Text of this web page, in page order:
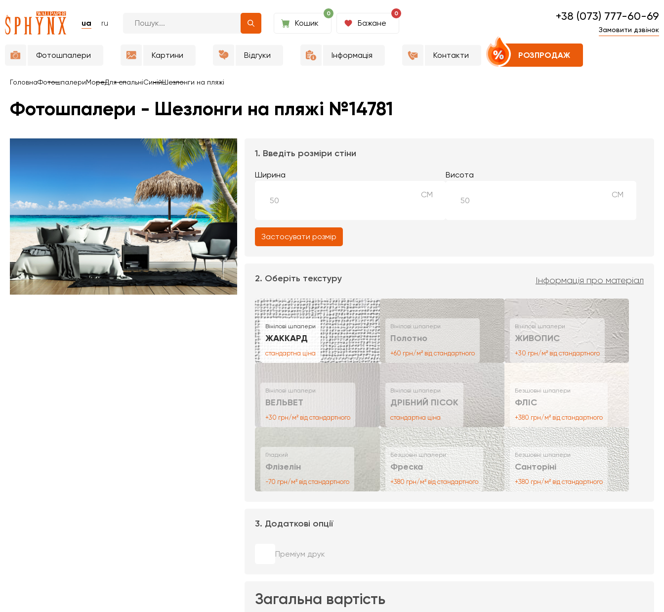
ua ru
0
Кошик
0
Бажане
+38 (073) 777-60-69
Замовити дзвінок
Фотошпалери Картини Відгуки Інформація Контакти РОЗПРОДАЖ
ГоловнаФотошпалериМореДля спальніСинійШезлонги на пляжі
Фотошпалери - Шезлонги на пляжі №14781
1. Введіть розміри стіни
Ширина
СМ
Висота
СМ
Застосувати розмір
2. Оберіть текстуру Інформація про матеріал
Вінілові шпалери
ЖАККАРД
стандартна ціна
Вінілові шпалери
Полотно
+60 грн/м² від стандартного
Вінілові шпалери
ЖИВОПИС
+30 грн/м² від стандартного
Вінілові шпалери
ВЕЛЬВЕТ
+30 грн/м² від стандартного
Вінілові шпалери
ДРІБНИЙ ПІСОК
стандартна ціна
Безшовні шпалери
ФЛІС
+380 грн/м² від стандартного
Гладкий
Флізелін
-70 грн/м² від стандартного
Безшовні шпалери
Фреска
+380 грн/м² від стандартного
Безшовні шпалери
Санторіні
+380 грн/м² від стандартного
3. Додаткові опції
Преміум друк
Загальна вартість